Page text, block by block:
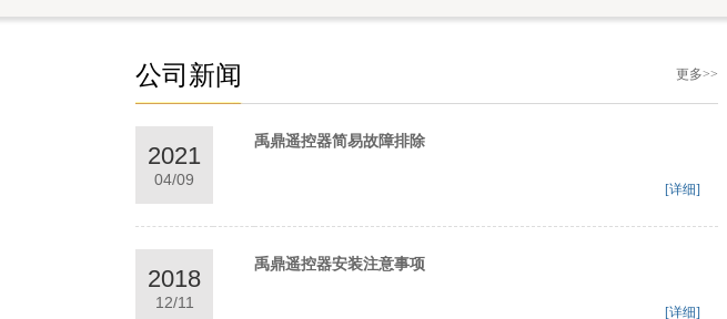
公司新闻 更多>>
2021
04/09
[详细]
禹鼎遥控器简易故障排除
2018
12/11
[详细]
禹鼎遥控器安装注意事项